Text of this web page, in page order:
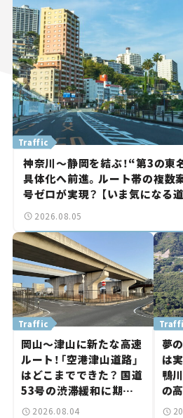
Traffic
神奈川～静岡を結ぶ！“第3の東
具体化へ前進。ルート帯の複数
号ゼロが実現？ 【いま気になる
2026.08.05
Traffic
岡山～津山に新たな高速
ルート！「空港津山道路」
はどこまでできた？ 国道
53号の渋滞緩和に期待。
岡山市側でも動きが【い
2026.08.04
夢
は
鴨
の
状